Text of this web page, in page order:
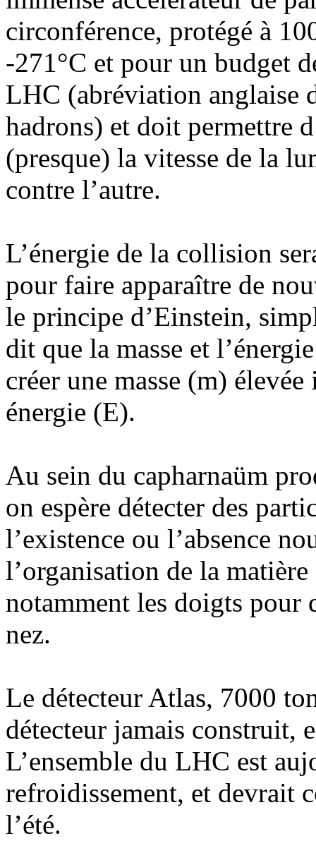
circonférence, protégé à
-271°C et pour un budget
LHC (abréviation anglaise
hadrons) et doit permettre
(presque) la vitesse de la
contre l’autre.
L’énergie de la collision
pour faire apparaître de
le principe d’Einstein,
dit que la masse et
créer une masse (m)
énergie (E).
Au sein du capharnaüm
on espère détecter des
l’existence ou l’absence
l’organisation de la
notamment les doigts pour
nez.
Le détecteur Atlas, 7000
détecteur jamais construit,
L’ensemble du LHC est
refroidissement, et devrait
l’été.